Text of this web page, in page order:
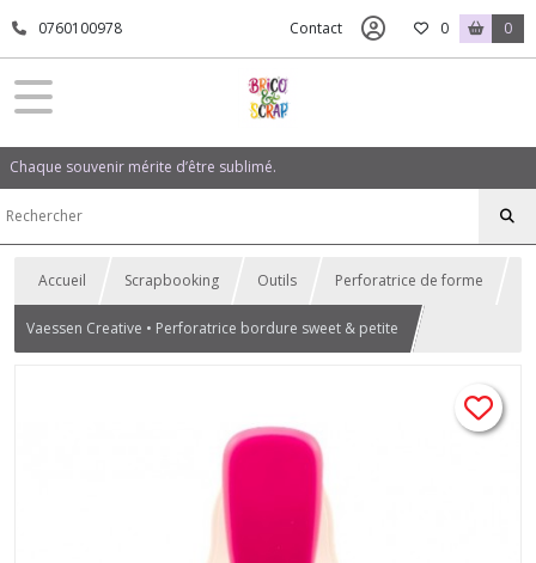
0760100978 Contact 0 0
Chaque souvenir mérite d’être sublimé.
Accueil Scrapbooking Outils Perforatrice de forme
Vaessen Creative • Perforatrice bordure sweet & petite